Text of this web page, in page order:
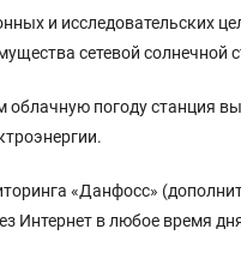
и исследовательских
сетевой солнечной
погоду станция
«Данфосс»
Интернет в любое время